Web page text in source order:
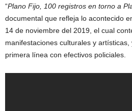
“Plano Fijo, 100 registros en torno a
documental que refleja lo acontecido
14 de noviembre del 2019, el cual
manifestaciones culturales y
primera línea con efectivos policiales.